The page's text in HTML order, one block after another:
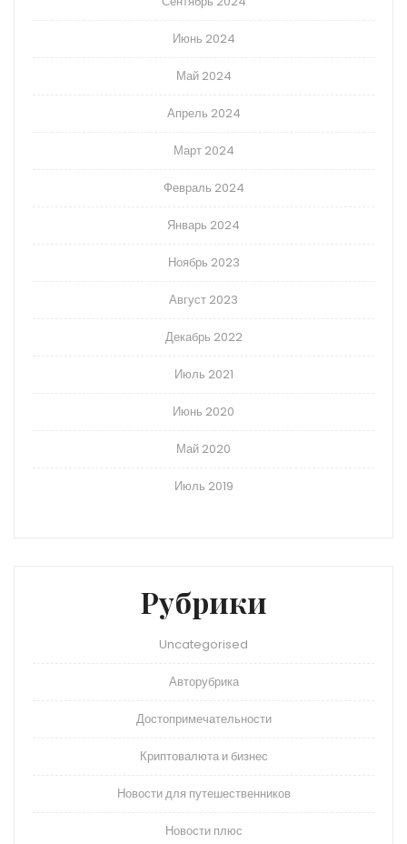
Июнь 2024
Май 2024
Апрель 2024
Март 2024
Февраль 2024
Январь 2024
Ноябрь 2023
Август 2023
Декабрь 2022
Июль 2021
Июнь 2020
Май 2020
Июль 2019
Рубрики
Uncategorised
Авторубрика
Достопримечательности
Криптовалюта и бизнес
Новости для путешественников
Новости плюс